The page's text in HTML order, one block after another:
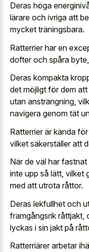
Deras höga
lärare och ivriga att
mycket träningsbara.
Ratterrier har en
dofter och spåra
Deras kompakta
det möjligt för dem
utan ansträngning,
navigera genom tät
Ratterrier är kända
vilket säkerställer att
När de väl har
inte upp så lätt, vilket
med att utrota råttor.
Deras lekfullhet och
framgångsrik råttjakt,
lyckas i sin jakt på
Ratterriärer arbetar